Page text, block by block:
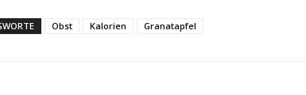
Obst Kalorien Granatapfel